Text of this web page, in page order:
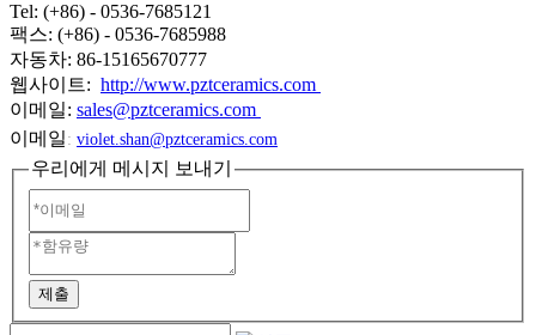
Tel: (+86) - 0536-7685121
팩스: (+86) - 0536-7685988
자동차: 86-15165670777
웹사이트: http://www.pztceramics.com
이메일: sales@pztceramics.com
이메일 : violet.shan@pztceramics.com
우리에게 메시지 보내기
제출